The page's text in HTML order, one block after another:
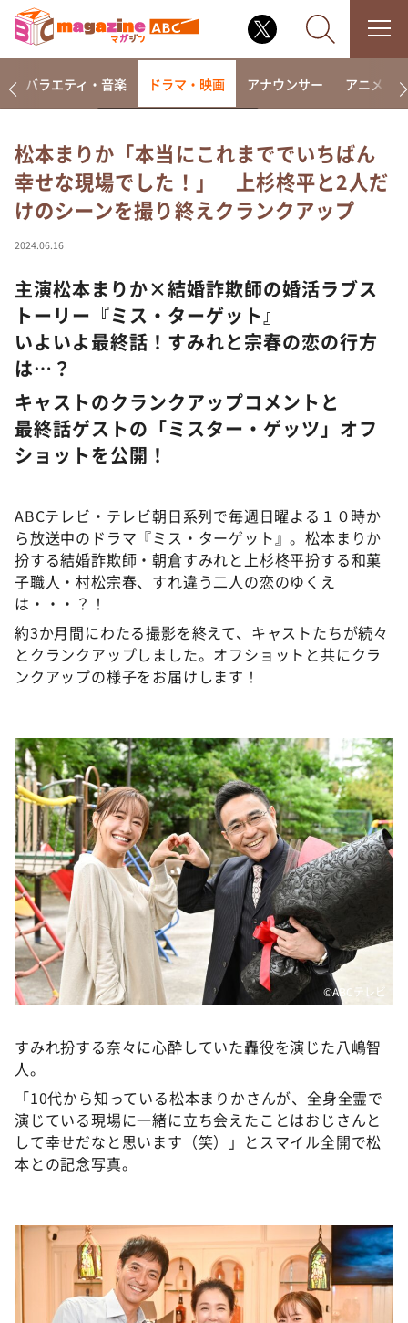
なるみ・岡村の過ぎるTV
相席食堂
これ余談なんですけど・・・
て真剣です
探偵！ナイトスクープ
news おかえり
河合＆A.B.C-Z塚田×福井アナ「なんでやねん！？」
DAIGOも台所 ～きょうの献立 何にする？～
本日はダイアンなり！シーズン２
教えて！ニュースライブ 正義のミカタ
ＬＩＦＥ～夢のカタチ～
新婚さんいらっしゃい！
ポツンと一軒家
ザキ山小屋本館
ぺこぱのまるスポ
バラエティ・音楽 ドラマ・映画 アナウンサー アニメ・
松本まりか「本当にこれまででいちばん
幸せな現場でした！」 上杉柊平と2人だ
けのシーンを撮り終えクランクアップ
2024.06.16
主演松本まりか×結婚詐欺師の婚活ラブス
トーリー『ミス・ターゲット』
いよいよ最終話！すみれと宗春の恋の行方
は…？
キャストのクランクアップコメントと
最終話ゲストの「ミスター・ゲッツ」オフ
ショットを公開！
ABCテレビ・テレビ朝日系列で毎週日曜よる１０時か
ら放送中のドラマ『ミス・ターゲット』。松本まりか
扮する結婚詐欺師・朝倉すみれと上杉柊平扮する和菓
子職人・村松宗春、すれ違う二人の恋のゆくえ
は・・・？！
約3か月間にわたる撮影を終えて、キャストたちが続々
とクランクアップしました。オフショットと共にクラ
ンクアップの様子をお届けします！
©ABCテレビ
すみれ扮する奈々に心酔していた轟役を演じた八嶋智
人。
「10代から知っている松本まりかさんが、全身全霊で
演じている現場に一緒に立ち会えたことはおじさんと
して幸せだなと思います（笑）」とスマイル全開で松
本との記念写真。